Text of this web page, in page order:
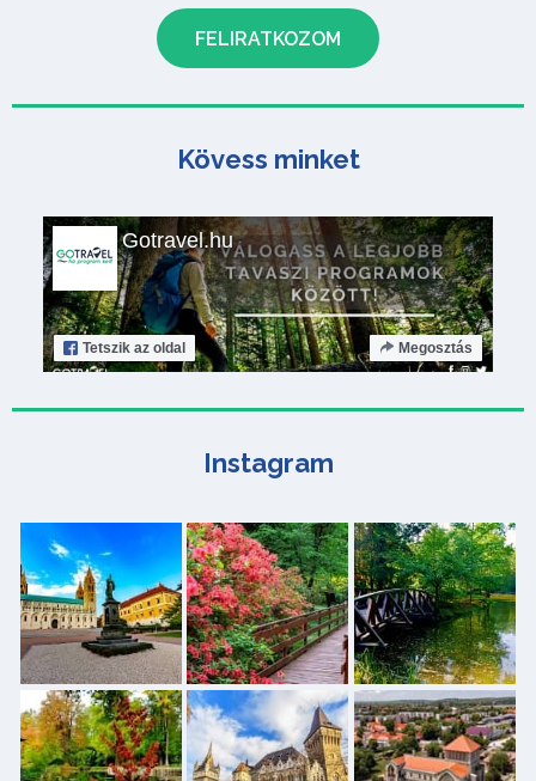
Kövess minket
Gotravel.hu
Tetszik az oldal Megosztás
Instagram